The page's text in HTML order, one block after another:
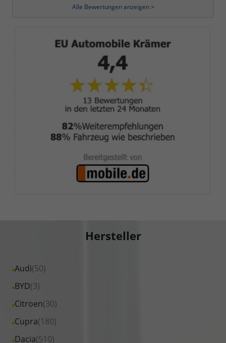
Alle Bewertungen anzeigen >
Hersteller
Audi(50)
Alle
Fahrzeuge
Audi
anzeigen
BYD(3)
Alle
Fahrzeuge
BYD
anzeigen
Citroen(30)
Alle
Fahrzeuge
Cupra(180)
Alle
Fahrzeuge
Dacia(510)
Alle